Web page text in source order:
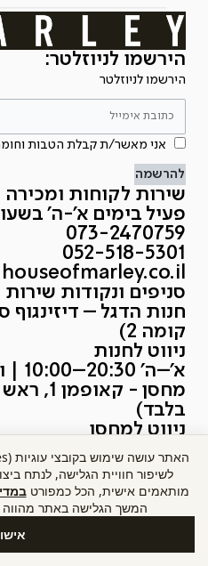
הירשמו לניוזלטר:
הירשמו לניוזלטר
אני מאשר/ת קבלת הטבות
להרשמה
שירות לקוחות ומכירה
פעיל בימים א'-ה' בשעות 9:00-
073-2470759
052-518-5301
סניפים ונקודות שירות
קומה 2)
ניווט לחנות
א׳–ה׳ 20:30–10:00 | ו׳ 9:30–14:30
מחסן -
בלבד)
ניווט למחסן
א׳–ה׳ 8:30–16:00
כל מה שצריך לדעת
אודות קבוצת קאופמן
מדיניות הפרטיות
לשיפור חוויית הגלישה, לנתח
מותאמים אישית, הכל כמפורט
המשך הגלישה באתר מהווה